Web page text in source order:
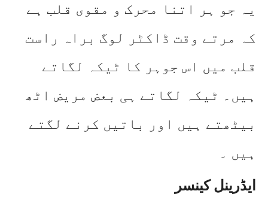
یہ جو ہر اتنا محرک و مقوی قلب ہے
کہ مرتے وقت ڈاکٹر لوگ براہ راست
قلب میں اس جوہر کا ٹیکہ لگاتے
ہیں۔ ٹیکہ لگاتے ہی بعض مریض اٹھ
بیٹھتے ہیں اور باتیں کرنے لگتے
ہیں ۔
ایڈرینل کینسر